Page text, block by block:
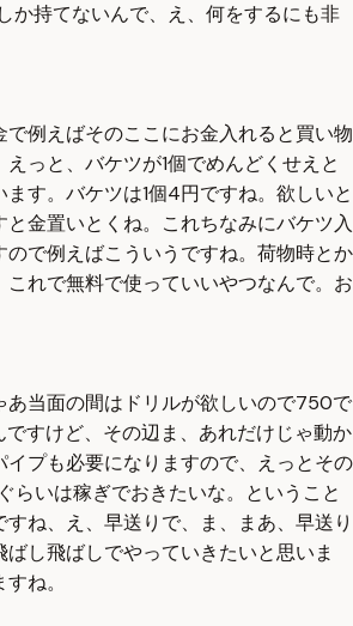
か持てないんで、え、何をするにも非
で例えばそのここにお金入れると買い物
っと、バケツが1個でめんどくせえと
す。バケツは1個4円ですね。欲しいと
金置いとくね。これちなみにバケツ入
で例えばこういうですね。荷物時とか
これで無料で使っていいやつなんで。お
あ当面の間はドリルが欲しいので750で
すけど、その辺ま、あれだけじゃ動か
イプも必要になりますので、えっとその
らいは稼ぎでおきたいな。ということ
ね、え、早送りで、ま、まあ、早送り
し飛ばしでやっていきたいと思いま
ね。